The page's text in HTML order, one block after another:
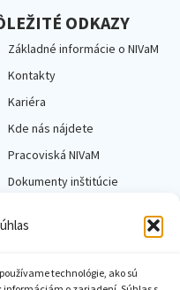
technológie, ako sú
ODKAZY
Základné informácie o NIVaM
Kontakty
Kariéra
Kde nás nájdete
Pracoviská NIVaM
Dokumenty inštitúcie